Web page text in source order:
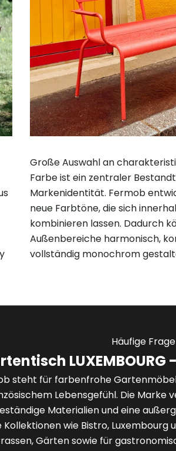
Große Auswahl an
Farbe ist ein zentraler
Markenidentität. Fermob
neue Farbtöne, die sich
kombinieren lassen. Dadurch
Außenbereiche harmonisch,
vollständig monochrom
Häufige
steht für farbenfrohe
Lebensgefühl. Die Marke
Materialien und eine
Kollektionen wie Bistro, Luxembourg
Gärten sowie für